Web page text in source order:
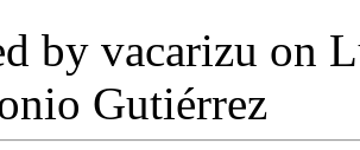
by vacarizu on
Gutiérrez